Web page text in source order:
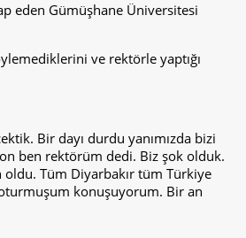
eden Gümüşhane Üniversitesi
ve rektörle yaptığı
Bir dayı durdu yanımızda bizi
ben rektörüm dedi. Biz şok olduk.
Tüm Diyarbakır tüm Türkiye
konuşuyorum. Bir an